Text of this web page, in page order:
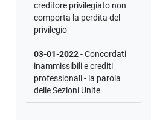
creditore privilegiato non
comporta la perdita del
privilegio
03-01-2022- Concordati
inammissibili e crediti
professionali - la parola
delle Sezioni Unite